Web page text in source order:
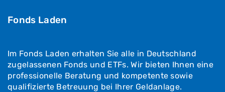
Fonds Laden
Im Fonds Laden erhalten Sie alle in Deutschland
zugelassenen Fonds und ETFs. Wir bieten Ihnen eine
professionelle Beratung und kompetente sowie
qualifizierte Betreuung bei Ihrer Geldanlage.